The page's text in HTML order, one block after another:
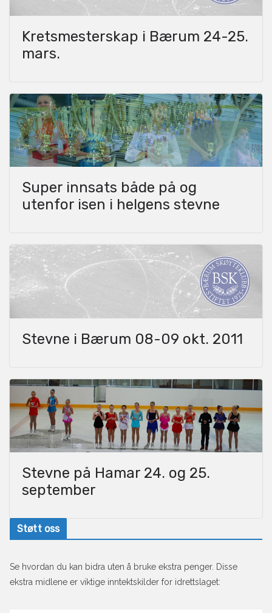
Kretsmesterskap i Bærum 24-25.
mars.
Super innsats både på og
utenfor isen i helgens stevne
Stevne i Bærum 08-09 okt. 2011
Stevne på Hamar 24. og 25.
september
Støtt oss
Se hvordan du kan bidra uten å bruke ekstra penger. Disse
ekstra midlene er viktige inntektskilder for idrettslaget: